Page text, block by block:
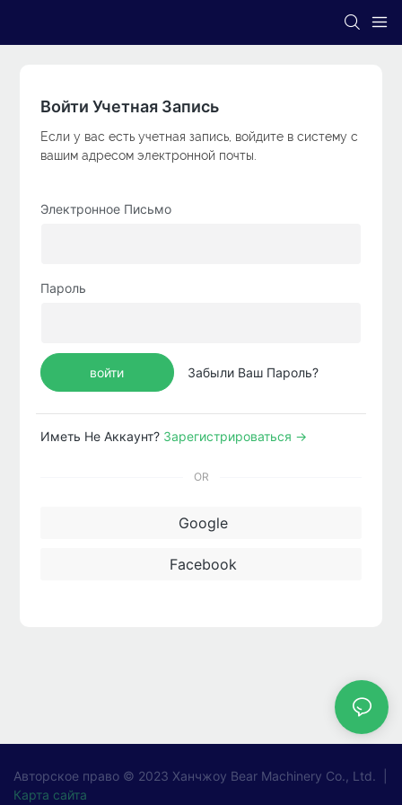
Войти Учетная Запись
Если у вас есть учетная запись, войдите в систему с
вашим адресом электронной почты.
Электронное Письмо
Пароль
войти Забыли Ваш Пароль?
Иметь Не Аккаунт? Зарегистрироваться →
OR
Google
Facebook
Авторское право © 2023 Ханчжоу Bear Machinery Co., Ltd.
Карта сайта